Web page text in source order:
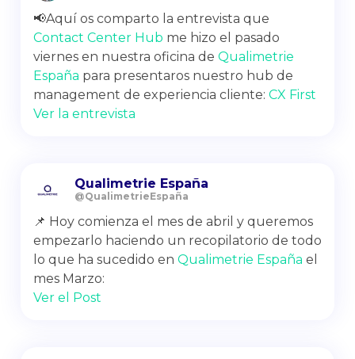
📢Aquí os comparto la entrevista que
Contact Center Hub me hizo el pasado
viernes en nuestra oficina de Qualimetrie
España para presentaros nuestro hub de
management de experiencia cliente: CX First
Ver la entrevista
Qualimetrie España
@QualimetrieEspaña
📌 Hoy comienza el mes de abril y queremos
empezarlo haciendo un recopilatorio de todo
lo que ha sucedido en Qualimetrie España el
mes Marzo:
Ver el Post